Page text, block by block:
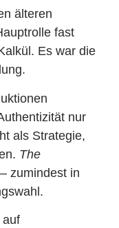
älteren
fast
Es war die
nur
als Strategie,
The
zumindest in
auf